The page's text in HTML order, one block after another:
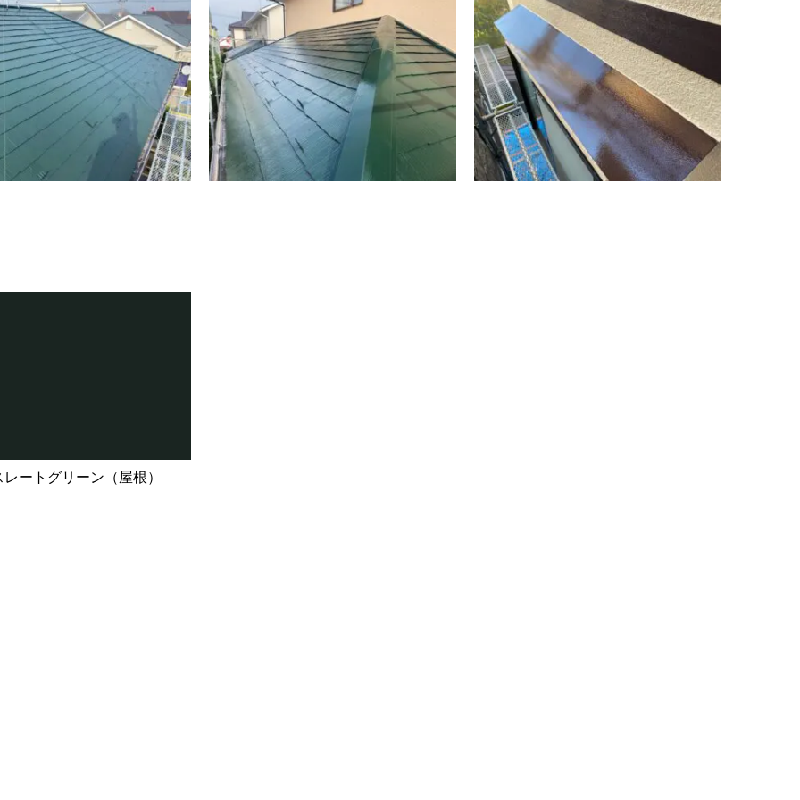
ートグリーン（屋根）